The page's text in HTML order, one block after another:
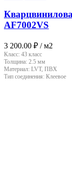
AF7002VS
3 200.00 ₽ / м2
Класс: 43 класс
Толщина: 2.5 мм
Материал: LVT, ПВХ
Тип соединения: Клеевое